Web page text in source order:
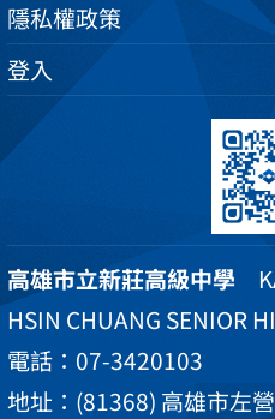
隱私權政策
登入
高雄市立新莊高級中學
HSIN CHUANG SENIOR
電話：07-3420103
地址：(81368) 高雄市左